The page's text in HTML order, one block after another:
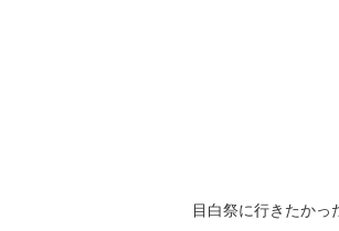
目白祭に行きたか